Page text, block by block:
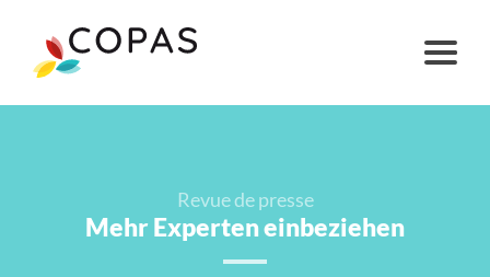
Revue de presse
Mehr Experten einbeziehen